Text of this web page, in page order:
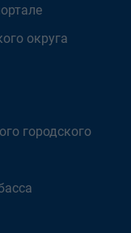
округа
городского